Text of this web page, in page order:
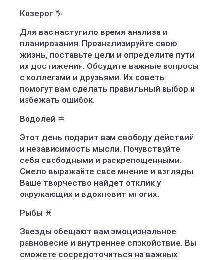
Козерог ♑️
Для вас наступило время анализа и
планирования. Проанализируйте свою
жизнь, поставьте цели и определите пути
их достижения. Обсудите важные вопросы
с коллегами и друзьями. Их советы
помогут вам сделать правильный выбор и
избежать ошибок.
Водолей ♒️
Этот день подарит вам свободу действий
и независимость мысли. Почувствуйте
себя свободными и раскрепощенными.
Смело выражайте свое мнение и взгляды.
Ваше творчество найдет отклик у
окружающих и вдохновит многих.
Рыбы ♓️
Звезды обещают вам эмоциональное
равновесие и внутреннее спокойствие. Вы
сможете сосредоточиться на важных